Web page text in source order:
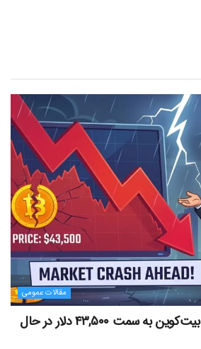
مقالات عمومی
مایکل ترپین: متاسفم، بیت‌کوین به سمت ۴۳,۵۰۰ دلار در حال